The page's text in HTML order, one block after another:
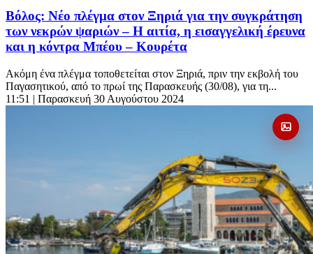
Βόλος: Νέο πλέγμα στον Ξηριά για την συγκράτηση
των νεκρών ψαριών – Η αιτία, η εισαγγελική έρευνα
και η κόντρα Μπέου – Κουρέτα
Ακόμη ένα πλέγμα τοποθετείται στον Ξηριά, πριν την εκβολή του
Παγασητικού, από το πρωί της Παρασκευής (30/08), για τη...
11:51 | Παρασκευή 30 Αυγούστου 2024